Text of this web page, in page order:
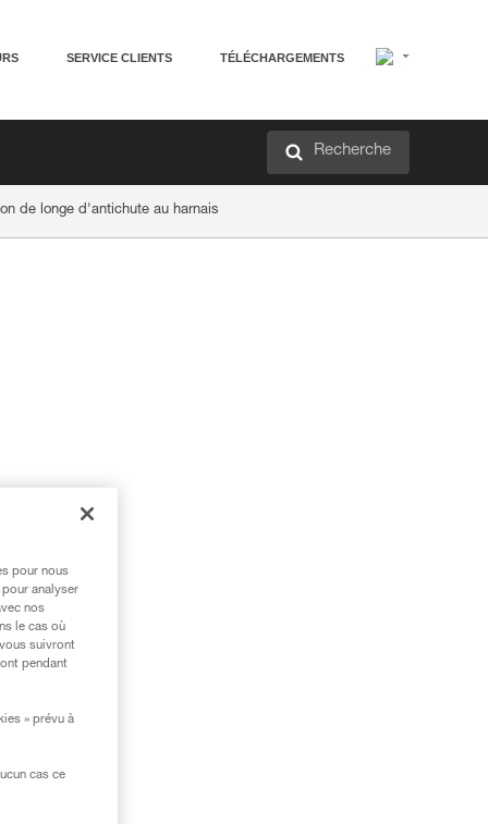
SERVICE CLIENTS TÉLÉCHARGEMENTS
Recherche
de longe d'antichute au harnais
pour nous
analyser
nos
le cas où
suivront
pendant
» prévu à
cas ce